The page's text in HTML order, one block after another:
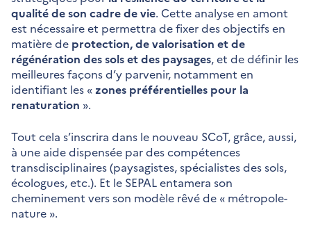
qualité de son cadre de vie. Cette analyse en amont
est nécessaire et permettra de fixer des objectifs en
matière de protection, de valorisation et de
régénération des sols et des paysages, et de définir les
meilleures façons d’y parvenir, notamment en
identifiant les « zones préférentielles pour la
renaturation ».
Tout cela s’inscrira dans le nouveau SCoT, grâce, aussi,
à une aide dispensée par des compétences
transdisciplinaires (paysagistes, spécialistes des sols,
écologues, etc.). Et le SEPAL entamera son
cheminement vers son modèle rêvé de « métropole-
nature ».